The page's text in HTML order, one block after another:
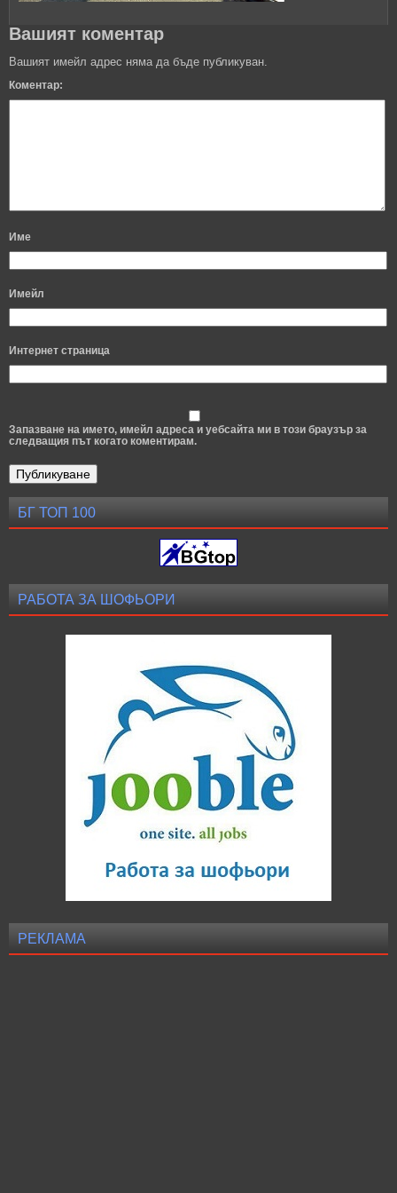
Вашият коментар
Вашият имейл адрес няма да бъде публикуван.
Коментар:
Име
Имейл
Интернет страница
Запазване на името, имейл адреса и уебсайта ми в този браузър за
следващия път когато коментирам.
БГ ТОП 100
РАБОТА ЗА ШОФЬОРИ
РЕКЛАМА